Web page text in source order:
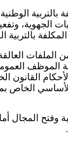
بالتربية
الملفات
الموظف
لسنة 2003 الخاص بموظفي
الخاص
وفتح المجال